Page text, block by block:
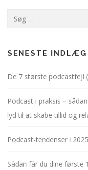
Søg
SENESTE INDLÆG
De 7 største podcastfejl
Podcast i praksis –
lyd til at skabe tillid og
Podcast-tendenser i
Sådan får du dine første